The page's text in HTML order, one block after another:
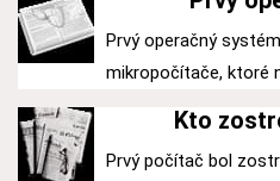
Prvý operačný
mikropočítače, ktoré
Kto
Prvý počítač bol